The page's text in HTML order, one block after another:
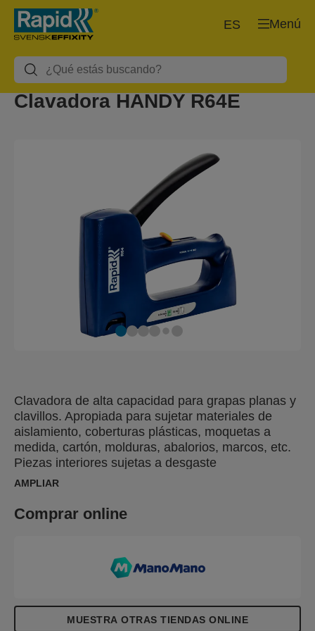
Menú
ES
Clavadora HANDY R64E
Clavadora de alta capacidad para grapas planas y
clavillos. Apropiada para sujetar materiales de
aislamiento, coberturas plásticas, moquetas a
medida, cartón, molduras, abalorios, marcos, etc.
Piezas interiores sujetas a desgaste
completamente en acero.
AMPLIAR
Comprar online
MUESTRA OTRAS TIENDAS ONLINE